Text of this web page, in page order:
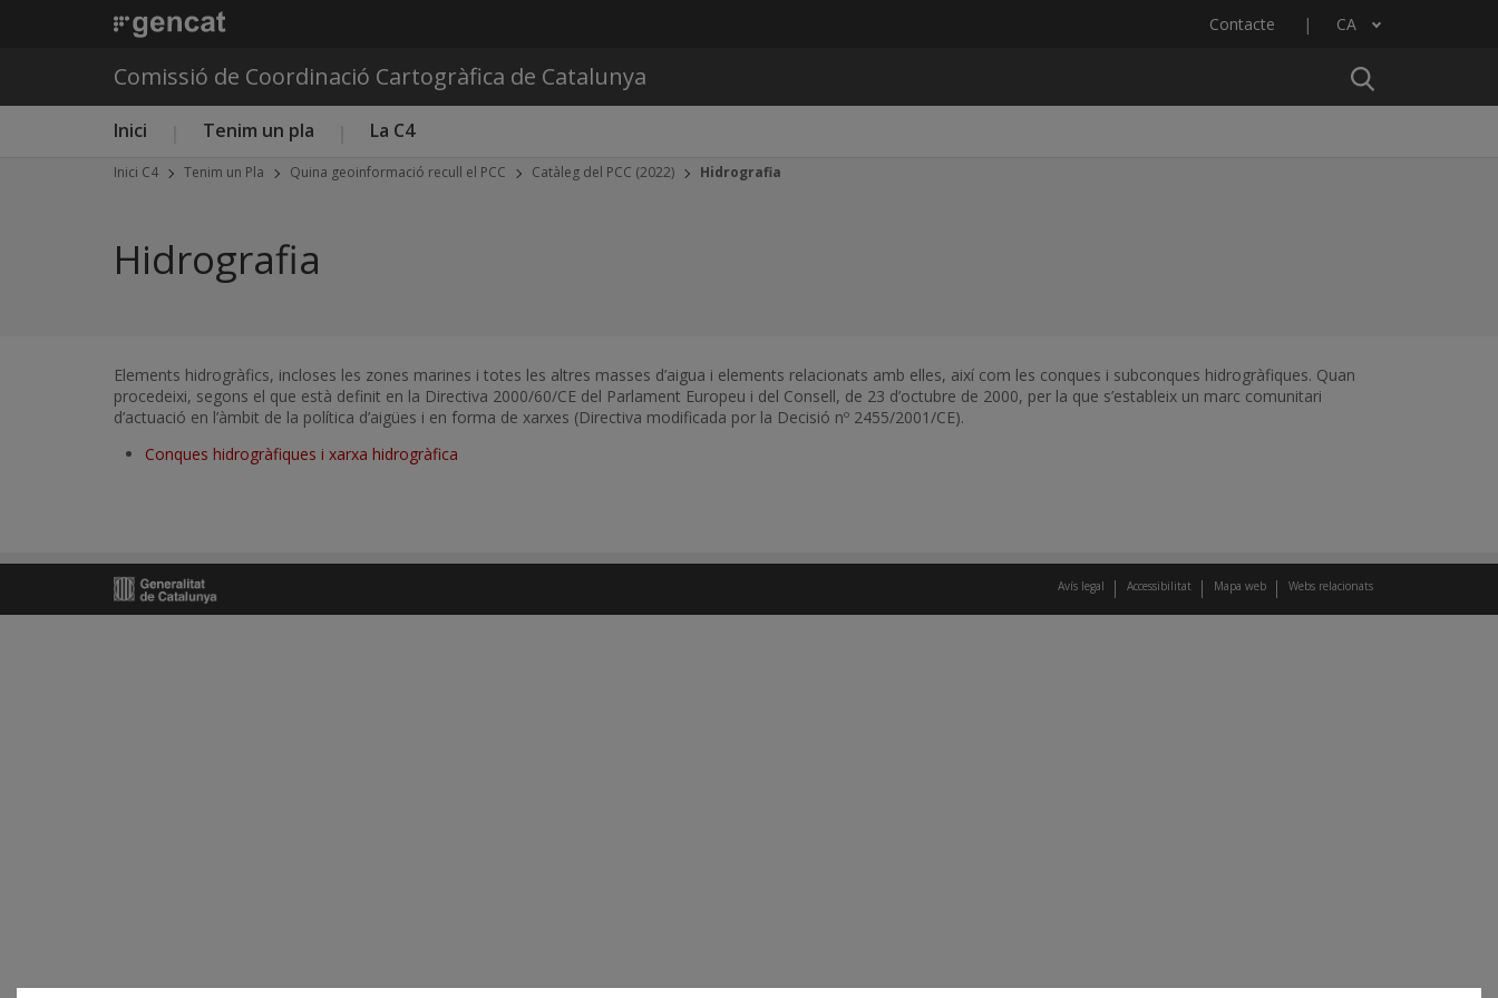
Contacte CA
Llista les accions addicionals
Comissió de Coordinació Cartogràfica de Catalunya
Menú principal C4
Inici Tenim un pla La C4
Inici C4 Tenim un Pla Quina geoinformació recull el PCC Catàleg del PCC (2022) Hidrografia
Hidrografia
Elements hidrogràfics, incloses les zones marines i totes les altres masses d’aigua i elements relacionats amb elles, així com les conques i subconques hidrogràfiques. Quan
procedeixi, segons el que està definit en la Directiva 2000/60/CE del Parlament Europeu i del Consell, de 23 d’octubre de 2000, per la que s’estableix un marc comunitari
d’actuació en l’àmbit de la política d’aigües i en forma de xarxes (Directiva modificada por la Decisió nº 2455/2001/CE).
Conques hidrogràfiques i xarxa hidrogràfica
Avís legal Accessibilitat Mapa web Webs relacionats